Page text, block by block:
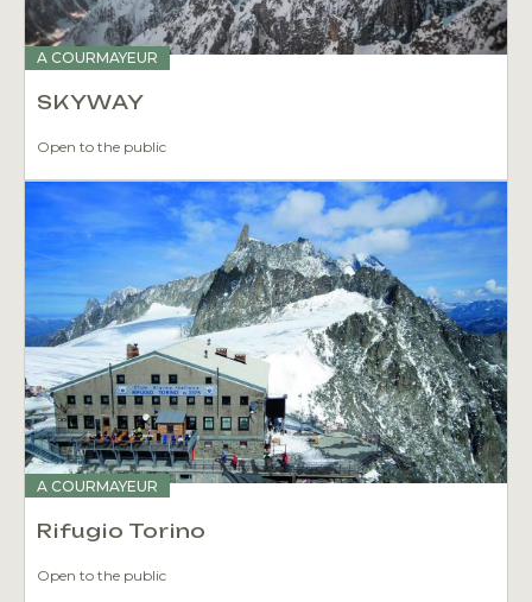
A COURMAYEUR
SKYWAY
Open to the public
A COURMAYEUR
Rifugio Torino
Open to the public